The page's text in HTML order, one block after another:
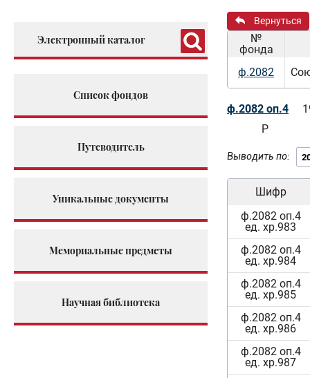
Электронный каталог
Список фондов
Путеводитель
Уникальные документы
Мемориальные предметы
Научная библиотека
Вернуться
№
фонда
ф.2082
ф.2082 оп.4
Р
Выводить по:
Шифр
ф.2082 оп.4
ед. хр.983
ф.2082 оп.4
ед. хр.984
ф.2082 оп.4
ед. хр.985
ф.2082 оп.4
ед. хр.986
ф.2082 оп.4
ед. хр.987